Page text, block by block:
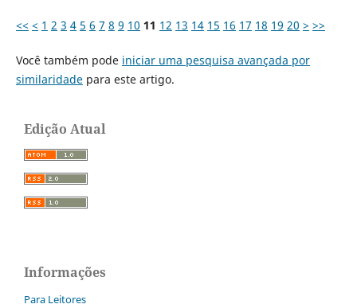
<< < 1 2 3 4 5 6 7 8 9 10 11 12 13 14 15 16 17 18 19 20 > >>
Você também pode iniciar uma pesquisa avançada por
similaridadepara este artigo.
Edição Atual
Informações
Para Leitores